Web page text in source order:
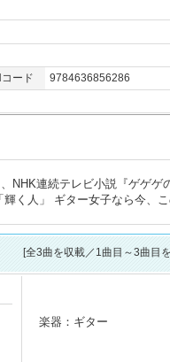
ード
9784636856286
NHK連続テレビ小説『ゲゲゲ
く人」 ギター女子なら今、
[全3曲を収載／1曲目～3曲目
楽器：ギター